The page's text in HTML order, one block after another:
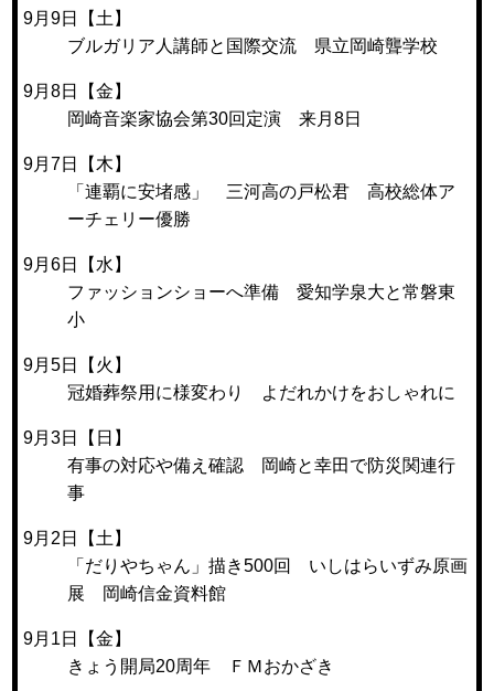
9月9日【土】
ブルガリア人講師と国際交流 県立岡崎聾学校
9月8日【金】
岡崎音楽家協会第30回定演 来月8日
9月7日【木】
「連覇に安堵感」 三河高の戸松君 高校総体ア
ーチェリー優勝
9月6日【水】
ファッションショーへ準備 愛知学泉大と常磐東
小
9月5日【火】
冠婚葬祭用に様変わり よだれかけをおしゃれに
9月3日【日】
有事の対応や備え確認 岡崎と幸田で防災関連行
事
9月2日【土】
「だりやちゃん」描き500回 いしはらいずみ原画
展 岡崎信金資料館
9月1日【金】
きょう開局20周年 ＦＭおかざき